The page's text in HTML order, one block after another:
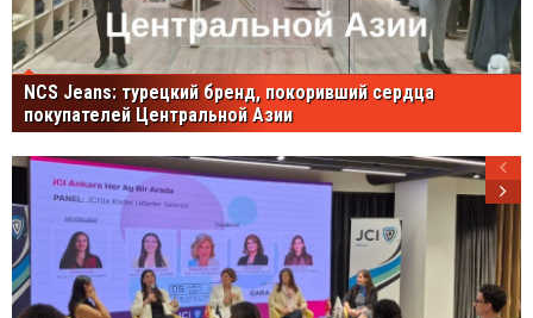
NCS Jeans: турецкий бренд, покоривший сердца
покупателей Центральной Азии